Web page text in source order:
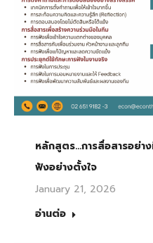
หลักสูตร…การสื่อสารอย่า
ฟังอย่างตั้งใจ
January 21, 2026
อ่านต่อ